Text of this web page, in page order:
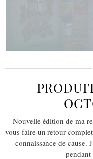
Nouvelle édition de ma
vous faire un retour
connaissance de cause.